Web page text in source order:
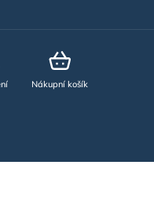
Nákupní košík